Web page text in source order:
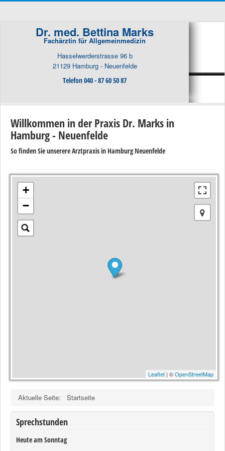
Dr. med. Bettina Marks
Fachärztin für Allgemeinmedizin
Hasselwerderstrasse 96 b
21129 Hamburg - Neuenfelde
Telefon 040 - 87 60 50 87
Willkommen in der Praxis Dr. Marks in
Hamburg - Neuenfelde
So finden Sie unserere Arztpraxis in Hamburg Neuenfelde
+
−
Leaflet | ©OpenStreetMap
Aktuelle Seite: Startseite
Sprechstunden
Heute am Sonntag